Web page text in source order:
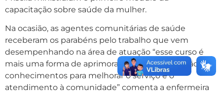
capacitação sobre saúde da mulher.
Na ocasião, as agentes comunitárias de saúde
receberam os parabéns pelo trabalho que vem
desempenhando na área de atuação “esse curso é
mais uma forma de aprimoramento e atualização de
conhecimentos para melhorar o serviço e o
atendimento à comunidade” comenta a enfermeira